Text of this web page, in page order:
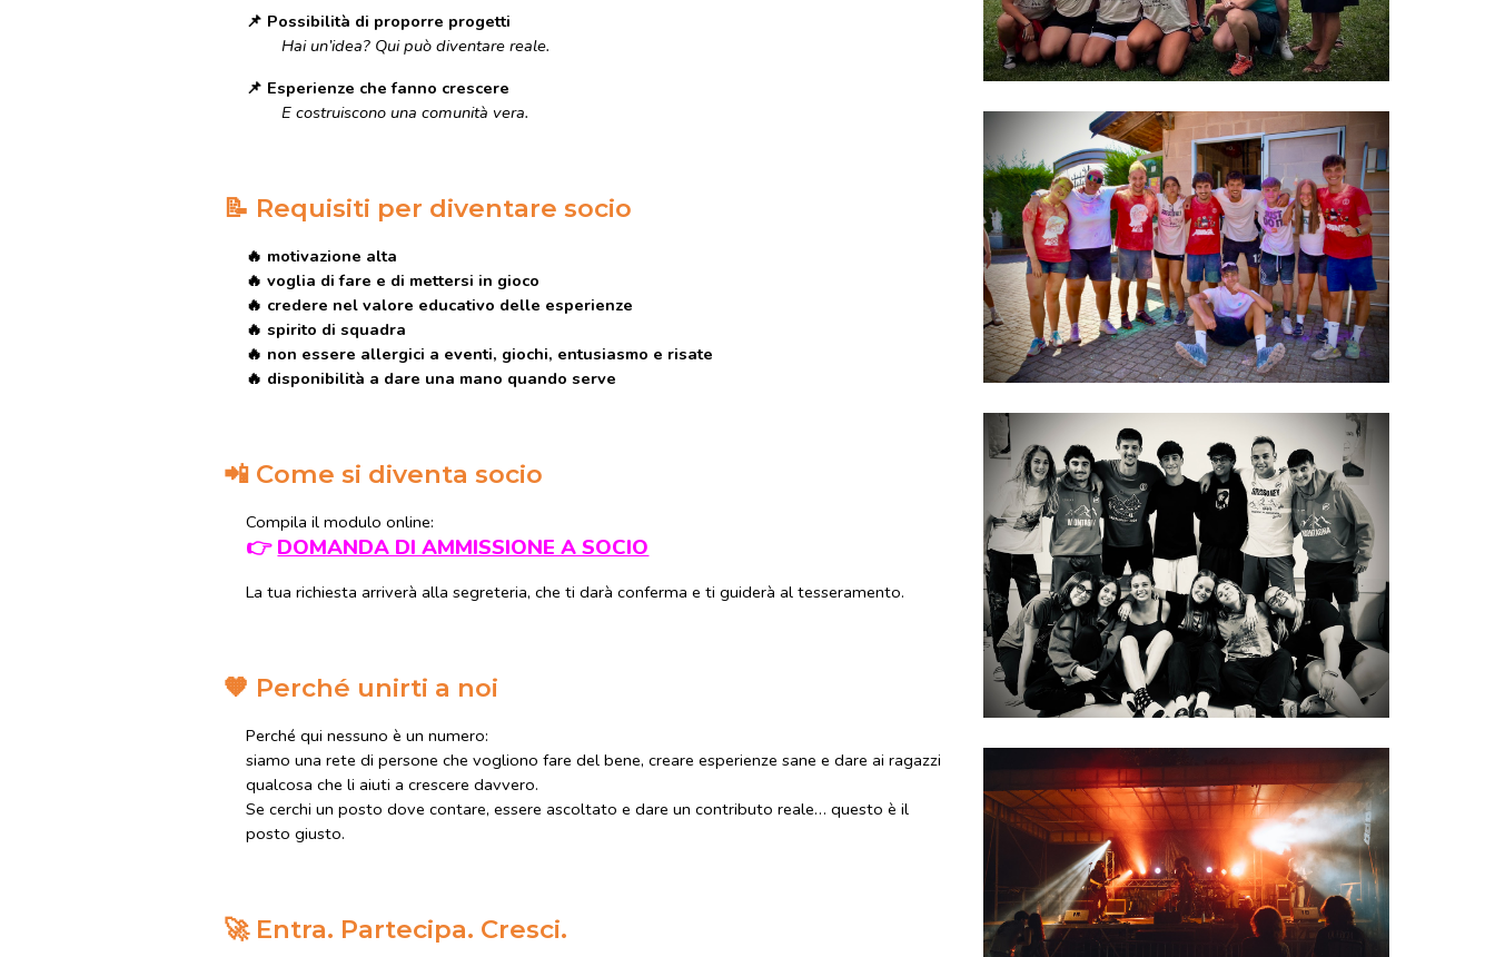
📌 Possibilità di proporre progetti
Hai un’idea? Qui può diventare reale.
📌 Esperienze che fanno crescere
E costruiscono una comunità vera.
📝 Requisiti per diventare socio
🔥 motivazione alta
🔥voglia di fare e di mettersi in gioco
🔥 credere nel valore educativo delle esperienze
🔥spirito di squadra
🔥 non essere allergici a eventi, giochi, entusiasmo e risate
🔥 disponibilità a dare una mano quando serve
📲 Come si diventa socio
Compila il modulo online:
👉DOMANDA DI AMMISSIONE A SOCIO
La tua richiesta arriverà alla segreteria, che ti darà conferma e ti guiderà al tesseramento.
🧡 Perché unirti a noi
Perché qui nessuno è un numero:
siamo una rete di persone che vogliono fare del bene, creare esperienze sane e dare ai ragazzi
qualcosa che li aiuti a crescere davvero.
Se cerchi un posto dove contare, essere ascoltato e dare un contributo reale… questo è il
posto giusto.
🚀 Entra. Partecipa. Cresci.